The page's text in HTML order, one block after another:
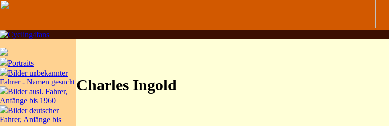
Portraits
Bilder unbekannter
Fahrer - Namen gesucht
Bilder ausl. Fahrer,
Anfänge bis 1960
Bilder deutscher
Fahrer, Anfänge bis
Charles Ingold